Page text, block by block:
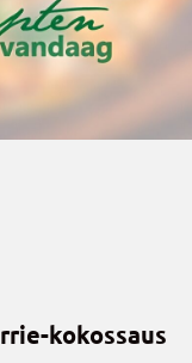
kokossaus